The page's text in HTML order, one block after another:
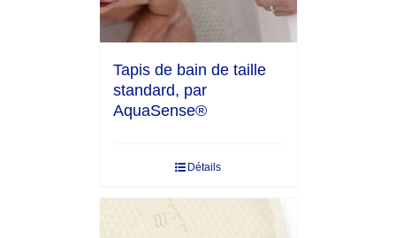
Tapis de bain de taille
standard, par
AquaSense®
Détails